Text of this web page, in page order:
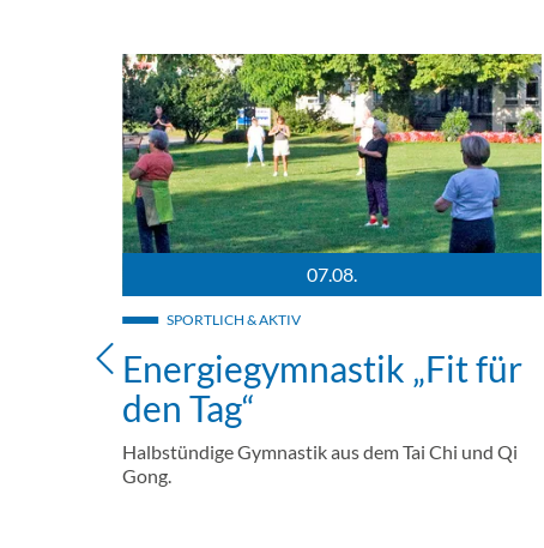
07.08.
SPORTLICH & AKTIV
Energiegymnastik „Fit für
den Tag“
Halbstündige Gymnastik aus dem Tai Chi und Qi
Gong.